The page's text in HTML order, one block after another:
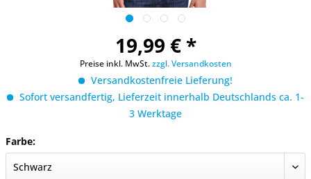
19,99 € *
Preise inkl. MwSt.zzgl. Versandkosten
Versandkostenfreie Lieferung!
Sofort versandfertig, Lieferzeit innerhalb Deutschlands ca. 1-
3 Werktage
Farbe: